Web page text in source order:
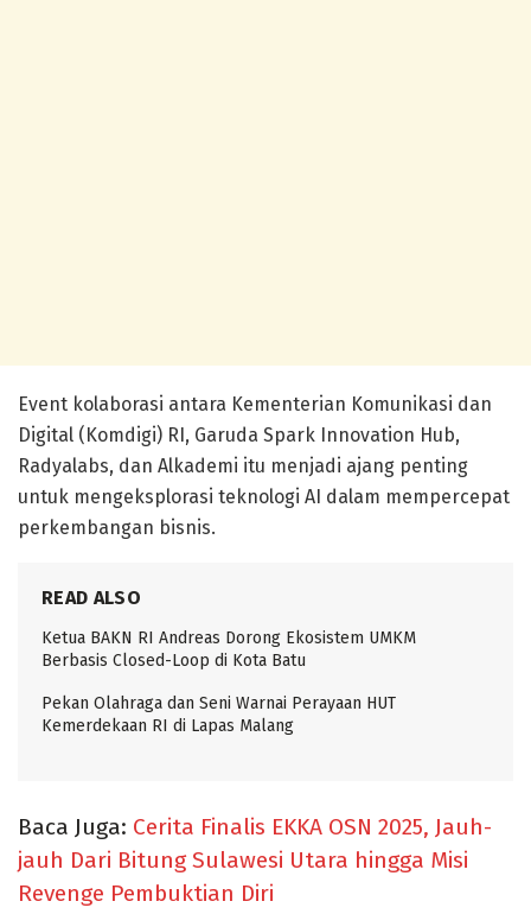
Event kolaborasi antara Kementerian Komunikasi dan
Digital (Komdigi) RI, Garuda Spark Innovation Hub,
Radyalabs, dan Alkademi itu menjadi ajang penting
untuk mengeksplorasi teknologi AI dalam mempercepat
perkembangan bisnis.
READ ALSO
Ketua BAKN RI Andreas Dorong Ekosistem UMKM
Berbasis Closed-Loop di Kota Batu
Pekan Olahraga dan Seni Warnai Perayaan HUT
Kemerdekaan RI di Lapas Malang
Baca Juga: Cerita Finalis EKKA OSN 2025, Jauh-
jauh Dari Bitung Sulawesi Utara hingga Misi
Revenge Pembuktian Diri